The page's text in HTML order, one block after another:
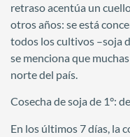
retraso acentúa un
otros años: se está
todos los cultivos –soja
se menciona que
norte del país.
Cosecha de soja de 1°:
En los últimos 7 días, la